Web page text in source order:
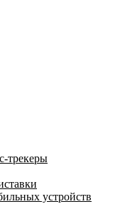
трекеры
устройств